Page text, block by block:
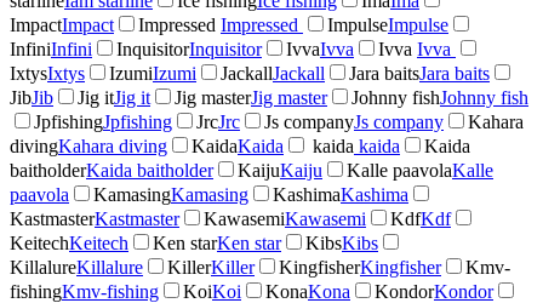
ImpactImpact Impressed Impressed ImpulseImpulse
InfiniInfini InquisitorInquisitor IvvaIvva Ivva Ivva
IxtysIxtys IzumiIzumi JackallJackall Jara baitsJara baits
JibJib Jig itJig it Jig masterJig master Johnny fishJohnny fish
JpfishingJpfishing JrcJrc Js companyJs company
Kahara
divingKahara diving KaidaKaida kaida kaida
Kaida
baitholderKaida baitholder KaijuKaiju Kalle paavolaKalle
paavola
KamasingKamasing KashimaKashima
KastmasterKastmaster KawasemiKawasemi KdfKdf
KeitechKeitech Ken starKen star KibsKibs
KillalureKillalure KillerKiller KingfisherKingfisher
Kmv-
fishingKmv-fishing KoiKoi KonaKona KondorKondor